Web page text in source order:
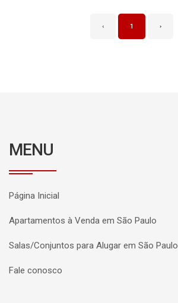
‹ 1 ›
MENU
Página Inicial
Apartamentos à Venda em São Paulo
Salas/Conjuntos para Alugar em São Paulo
Fale conosco